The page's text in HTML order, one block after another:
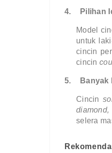
4. Pilihan
Model
untuk
cincin
cincin
5. Banyak
Cincin
selera